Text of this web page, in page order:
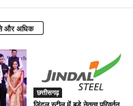
और अधिक
छत्तीसगढ़